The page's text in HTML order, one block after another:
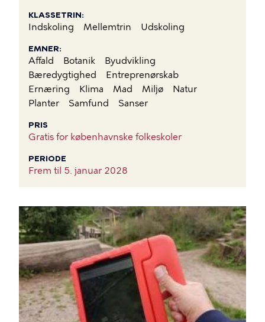
KLASSETRIN
Indskoling Mellemtrin Udskoling
EMNER
Affald Botanik
Byudvikling
Bæredygtighed
Entreprenørskab
Ernæring
Klima Mad Miljø
Natur
Planter
Samfund Sanser
PRIS
Gratis for københavnske folkeskoler
PERIODE
Frem til 5. januar 2028
BILLEDE